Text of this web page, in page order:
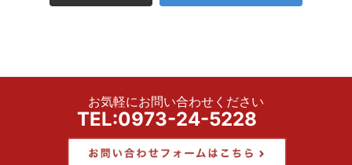
お気軽にお問い合わせください
TEL:0973-24-5228